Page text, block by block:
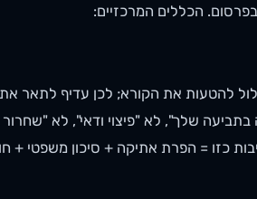
הכללים המרכזיים:
להטעות את הקורא; לכן עדיף לתאר
שלך", לא "פיצוי ודאי", לא
כזו = הפרת אתיקה + סיכון משפטי +